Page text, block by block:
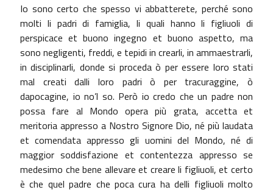
Io sono certo che spesso vi abbatterete, perché sono
molti li padri di famiglia, li quali hanno li figliuoli di
perspicace et buono ingegno et buono aspetto, ma
sono negligenti, freddi, e tepidi in crearli, in ammaestrarli,
in disciplinarli, donde si proceda ò per essere loro stati
mal creati dalli loro padri ò per tracuraggine, ò
dapocagine, io no’l so. Però io credo che un padre non
possa fare al Mondo opera più grata, accetta et
meritoria appresso a Nostro Signore Dio, né più laudata
et comendata appresso gli uomini del Mondo, né di
maggior soddisfazione et contentezza appresso se
medesimo che bene allevare et creare li figliuoli, et certo
è che quel padre che poca cura ha delli figliuoli molto